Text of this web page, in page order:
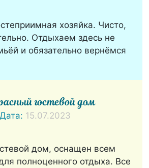
хозяйка. Чисто,
Отдыхаем здесь не
и обязательно вернёмся
гостевой дом
Дата: 15.07.2023
дом, оснащен всем
полноценного отдыха. Все